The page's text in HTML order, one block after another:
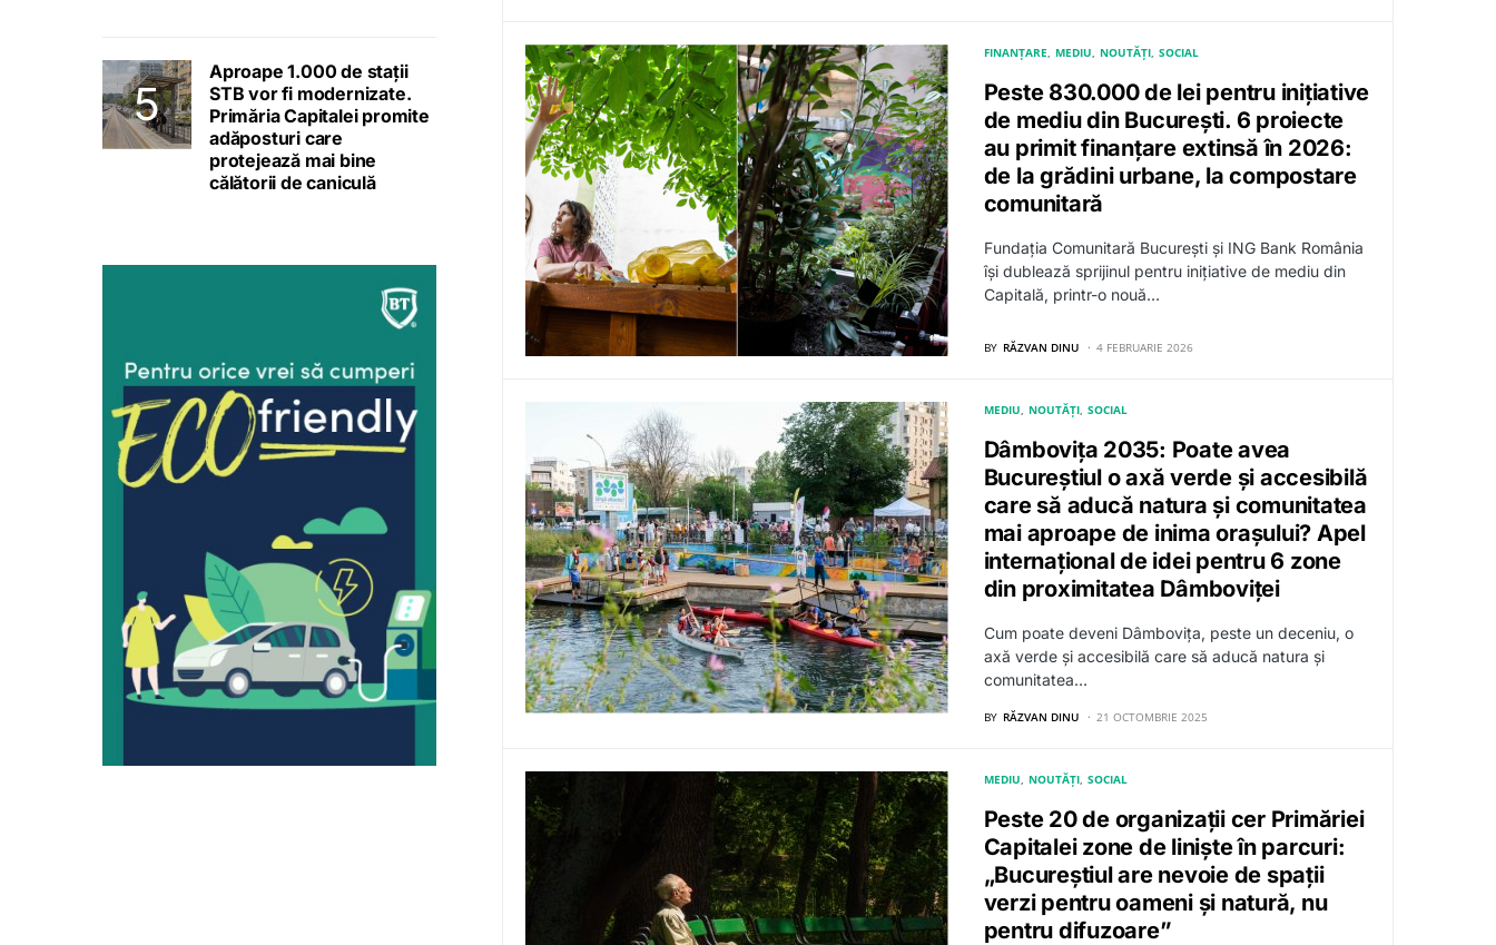
FINANȚARE MEDIU NOUTĂȚI SOCIAL
Peste 830.000 de lei pentru inițiative
de mediu din București. 6 proiecte
au primit finanțare extinsă în 2026:
de la grădini urbane, la compostare
comunitară
Fundația Comunitară București și ING Bank România
își dublează sprijinul pentru inițiative de mediu din
Capitală, printr-o nouă…
BY RĂZVAN DINU 4 FEBRUARIE 2026
MEDIU NOUTĂȚI SOCIAL
Dâmbovița 2035: Poate avea
Bucureștiul o axă verde și accesibilă
care să aducă natura și comunitatea
mai aproape de inima orașului? Apel
internațional de idei pentru 6 zone
din proximitatea Dâmboviței
Cum poate deveni Dâmbovița, peste un deceniu, o
axă verde și accesibilă care să aducă natura și
comunitatea…
BY RĂZVAN DINU 21 OCTOMBRIE 2025
MEDIU NOUTĂȚI SOCIAL
Peste 20 de organizații cer Primăriei
Capitalei zone de liniște în parcuri:
„Bucureștiul are nevoie de spații
verzi pentru oameni și natură, nu
pentru difuzoare”
Aproape 1.000 de stații
STB vor fi modernizate.
Primăria Capitalei promite
adăposturi care
protejează mai bine
călătorii de caniculă